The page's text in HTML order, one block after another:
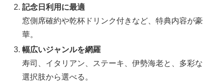
記念日利用に最適
窓側席確約や乾杯ドリンク付きなど、特典内容が豪
華。
幅広いジャンルを網羅
寿司、イタリアン、ステーキ、伊勢海老と、多彩な
選択肢から選べる。